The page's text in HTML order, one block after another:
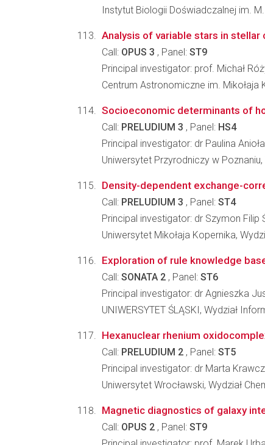
Instytut Biologii Doświadczalnej im.
Analysis of variable stars in
Call: OPUS 3 , Panel: ST9
Principal investigator: prof. Michał
Centrum Astronomiczne im. Mikołaja
Socioeconomic determinants of
Call: PRELUDIUM 3 , Panel: HS4
Principal investigator: dr Paulina
Uniwersytet Przyrodniczy w
Density-dependent exchange-
Call: PRELUDIUM 3 , Panel: ST4
Principal investigator: dr Szymon Filip
Uniwersytet Mikołaja Kopernika,
Exploration of rule knowledge
Call: SONATA 2 , Panel: ST6
Principal investigator: dr Agnieszka
UNIWERSYTET ŚLĄSKI, Wydział
Hexanuclear rhenium
Call: PRELUDIUM 2 , Panel: ST5
Principal investigator: dr Marta
Uniwersytet Wrocławski, Wydział
Magnetic diagnostics of galaxy
Call: OPUS 2 , Panel: ST9